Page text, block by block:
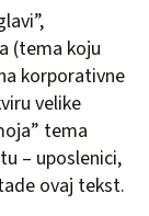
(tema koju
korporativne
velike
tema
– uposlenici,
ovaj tekst.